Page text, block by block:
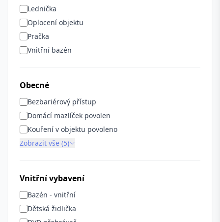
Lednička
Oplocení objektu
Pračka
Vnitřní bazén
Obecné
Bezbariérový přístup
Domácí mazlíček povolen
Kouření v objektu povoleno
Zobrazit vše (5)
Vnitřní vybavení
Bazén - vnitřní
Dětská židlička